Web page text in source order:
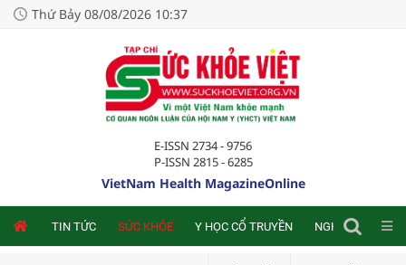
Thứ Bảy 08/08/2026 10:37
E-ISSN 2734 - 9756
P-ISSN 2815 - 6285
VietNam Health MagazineOnline
TIN TỨC SỨC KHỎE Y HỌC CỔ TRUYỀN NGHIÊN CỨU